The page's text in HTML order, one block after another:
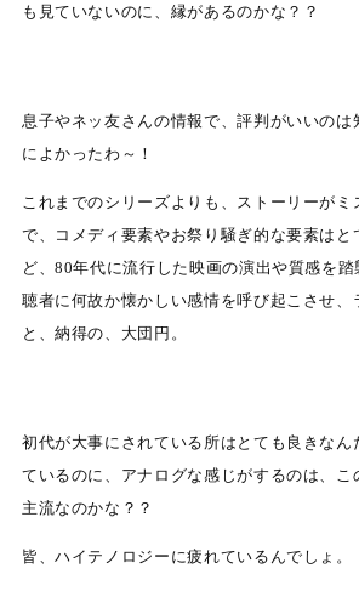
も見ていないのに、縁があるのかな？？
息子やネッ友さんの情報で、評判がいいのは
によかったわ～！
これまでのシリーズよりも、ストーリーがミ
で、コメディ要素やお祭り騒ぎ的な要素はと
ど、80年代に流行した映画の演出や質感を
聴者に何故か懐かしい感情を呼び起こさせ、
と、納得の、大団円。
初代が大事にされている所はとても良きなん
ているのに、アナログな感じがするのは、こ
主流なのかな？？
皆、ハイテノロジーに疲れているんでしょ。